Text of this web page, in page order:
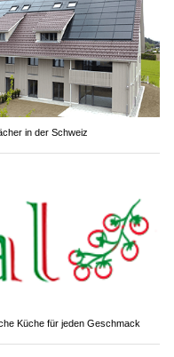
in der Schweiz
Küche für jeden Geschmack